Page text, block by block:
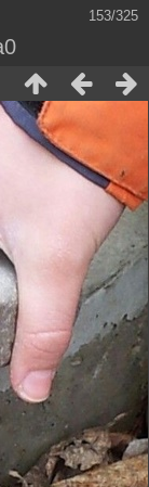
153/325